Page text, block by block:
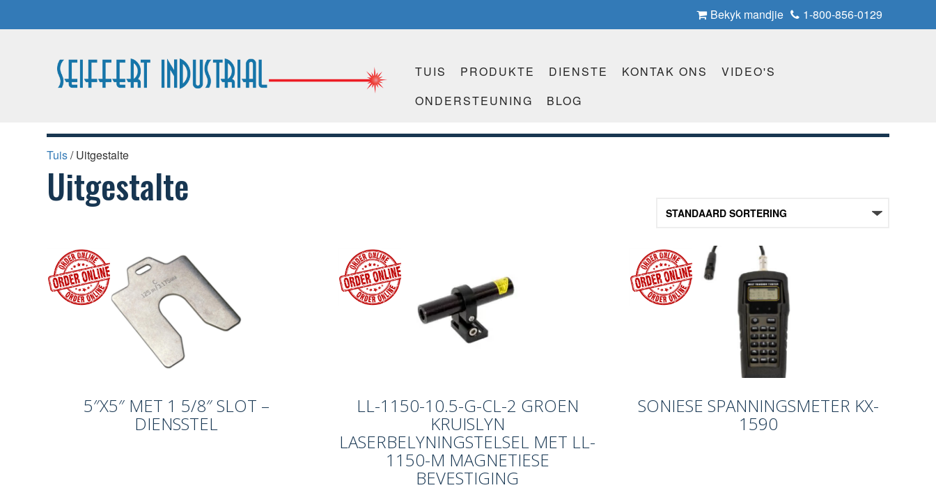
1-800-856-0129
Bekyk mandjie
TUIS PRODUKTE DIENSTE KONTAK ONS
VIDEO'S
ONDERSTEUNING
BLOG
Tuis/ Uitgestalte
Uitgestalte
5″X5″ MET 1 5/8″ SLOT –
DIENSSTEL
LL-1150-10.5-G-CL-2 GROEN
KRUISLYN
LASERBELYNINGSTELSEL MET LL-
1150-M MAGNETIESE
BEVESTIGING
SONIESE SPANNINGSMETER KX-
1590